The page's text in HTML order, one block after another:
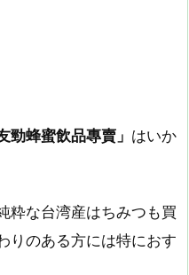
勁蜂蜜飲品專賣」 はいか
粋な台湾産はちみつも買
りのある方には特におす